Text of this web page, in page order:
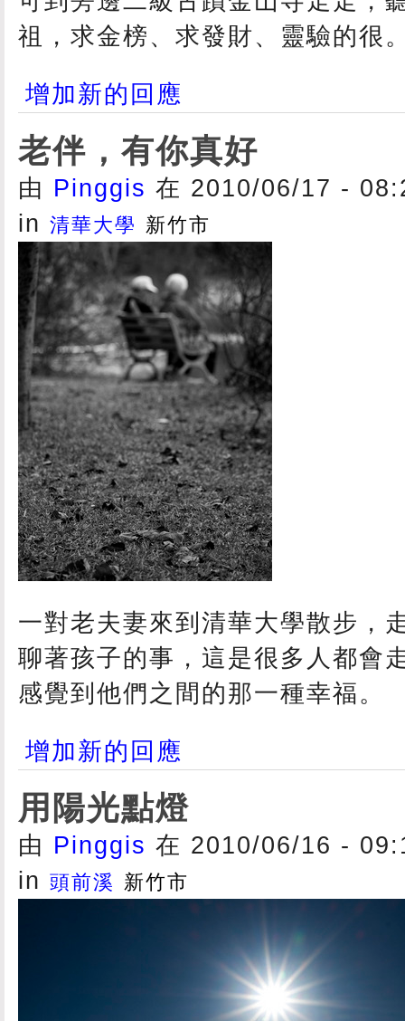
祖，求金榜、求發財、靈驗的很
增加新的回應
老伴，有你真好
由 Pinggis 在 2010/06/17 -
in 清華大學 新竹市
一對老夫妻來到清華大學散步，
聊著孩子的事，這是很多人都會
感覺到他們之間的那一種幸福。
增加新的回應
用陽光點燈
由 Pinggis 在 2010/06/16 -
in 頭前溪 新竹市